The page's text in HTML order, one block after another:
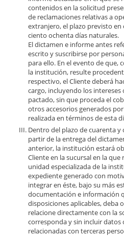
contenidos en la solicitud
de reclamaciones relativas a
extranjero, el plazo previsto en
ciento ochenta días naturales.
El dictamen e informe antes
escrito y suscribirse por
para ello. En el evento de que,
la institución, resulte
respectivo, el Cliente deberá
cargo, incluyendo los
pactado, sin que proceda el
otros accesorios generados
realizada en términos de esta
Dentro del plazo de cuarenta
partir de la entrega del
anterior, la institución estará
Cliente en la sucursal en la que
unidad especializada de la
expediente generado con
integrar en éste, bajo su más
documentación e información
disposiciones aplicables, deba
relacione directamente con la
corresponda y sin incluir
relacionadas con terceras